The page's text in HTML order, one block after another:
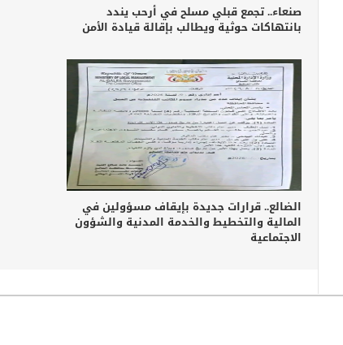
صنعاء.. تجمع قبلي مسلح في أرحب يندد
بانتهاكات حوثية ويطالب بإقالة قيادة الأمن
الضالع.. قرارات جديدة بإيقاف مسؤولين في
المالية والتخطيط والخدمة المدنية والشؤون
الاجتماعية